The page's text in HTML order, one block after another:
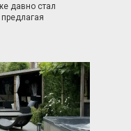
давно стал